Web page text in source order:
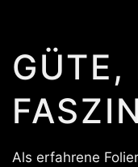
GÜTE,
Als erfahrene